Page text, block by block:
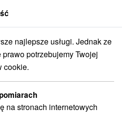
Volovské vrchy
vrchy
najlepsze usługi. Jednak ze
potrzebujemy Twojej
cookie.
na stronach internetowych